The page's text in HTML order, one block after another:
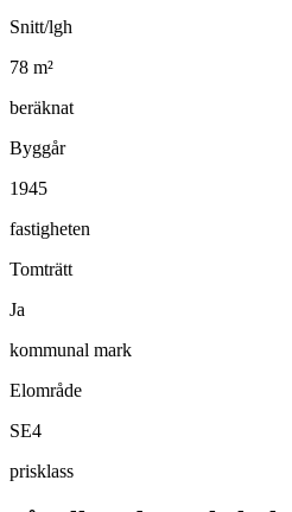
Snitt/lgh
78 m²
beräknat
Byggår
1945
fastigheten
Tomträtt
Ja
kommunal mark
Elområde
SE4
prisklass